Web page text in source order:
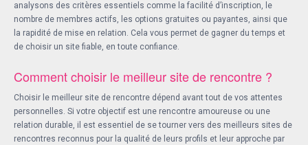
analysons des critères essentiels comme la facilité d’inscription, le
nombre de membres actifs, les options gratuites ou payantes, ainsi que
la rapidité de mise en relation. Cela vous permet de gagner du temps et
de choisir un site fiable, en toute confiance.
Comment choisir le meilleur site de rencontre ?
Choisir le meilleur site de rencontre dépend avant tout de vos attentes
personnelles. Si votre objectif est une rencontre amoureuse ou une
relation durable, il est essentiel de se tourner vers des meilleurs sites de
rencontres reconnus pour la qualité de leurs profils et leur approche par